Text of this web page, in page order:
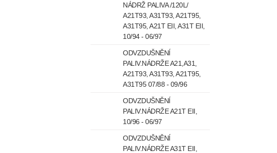
NÁDRŽ PALIVA /120L/
A21T93, A31T93, A21T95,
A31T95, A21T EII, A31T EII,
10/94 - 06/97
ODVZDUŠNĚNÍ
PALIV.NÁDRŽE A21,A31,
A21T93, A31T93, A21T95,
A31T95 07/88 - 09/96
ODVZDUŠNĚNÍ
PALIV.NÁDRŽE A21T EII,
10/96 - 06/97
ODVZDUŠNĚNÍ
PALIV.NÁDRŽE A31T EII,